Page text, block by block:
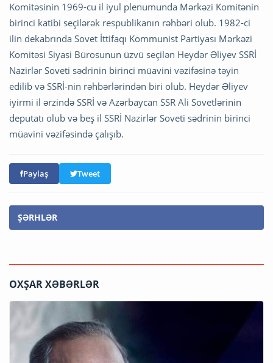
Komitəsinin 1969-cu il iyul plenumunda Mərkəzi Komitənin
birinci katibi seçilərək respublikanın rəhbəri olub. 1982-ci
ilin dekabrında Sovet İttifaqı Kommunist Partiyası Mərkəzi
Komitəsi Siyasi Bürosunun üzvü seçilən Heydər Əliyev SSRİ
Nazirlər Soveti sədrinin birinci müavini vəzifəsinə təyin
edilib və SSRİ-nin rəhbərlərindən biri olub. Heydər Əliyev
iyirmi il ərzində SSRİ və Azərbaycan SSR Ali Sovetlərinin
deputatı olub və beş il SSRİ Nazirlər Soveti sədrinin birinci
müavini vəzifəsində çalışıb.
Paylaş Tweet
ŞƏRHLƏR
OXŞAR XƏBƏRLƏR